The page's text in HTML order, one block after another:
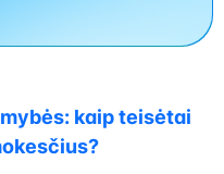
kaip teisėtai